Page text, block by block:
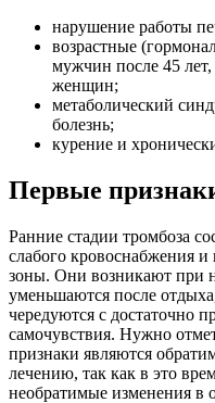
нарушение работы
возрастные
мужчин после 45
женщин;
метаболический
болезнь;
курение и
Первые
Ранние стадии тромбоза
слабого кровоснабжения
зоны. Они возникают при
уменьшаются после
чередуются с достаточно
самочувствия. Нужно
признаки являются
лечению, так как в это
необратимые изменения в